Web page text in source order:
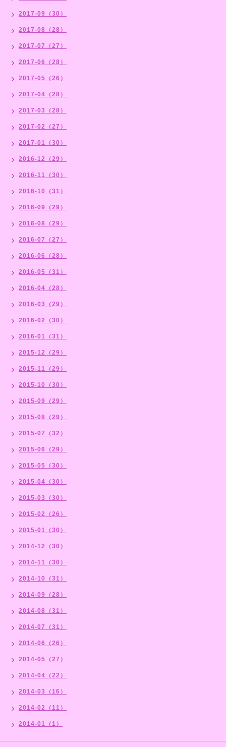
2017-09（30）
2017-08（28）
2017-07（27）
2017-06（28）
2017-05（26）
2017-04（28）
2017-03（28）
2017-02（27）
2017-01（30）
2016-12（29）
2016-11（30）
2016-10（31）
2016-09（29）
2016-08（29）
2016-07（27）
2016-06（28）
2016-05（31）
2016-04（28）
2016-03（29）
2016-02（30）
2016-01（31）
2015-12（29）
2015-11（29）
2015-10（30）
2015-09（29）
2015-08（29）
2015-07（32）
2015-06（29）
2015-05（30）
2015-04（30）
2015-03（30）
2015-02（26）
2015-01（30）
2014-12（30）
2014-11（30）
2014-10（31）
2014-09（28）
2014-08（31）
2014-07（31）
2014-06（26）
2014-05（27）
2014-04（22）
2014-03（16）
2014-02（11）
2014-01（1）